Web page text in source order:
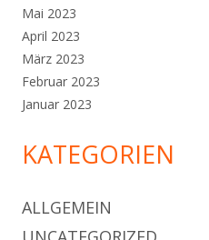
Mai 2023
April 2023
März 2023
Februar 2023
Januar 2023
KATEGORIEN
ALLGEMEIN